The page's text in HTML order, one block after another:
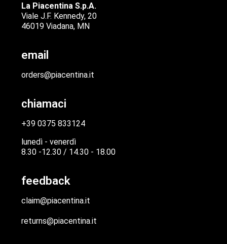
La Piacentina S.p.A.
Viale J.F. Kennedy, 20
46019 Viadana, MN
email
orders@piacentina.it
chiamaci
+39 0375 833124
lunedì - venerdì
8.30 -12.30 / 14.30 - 18.00
feedback
claim@piacentina.it
returns@piacentina.it